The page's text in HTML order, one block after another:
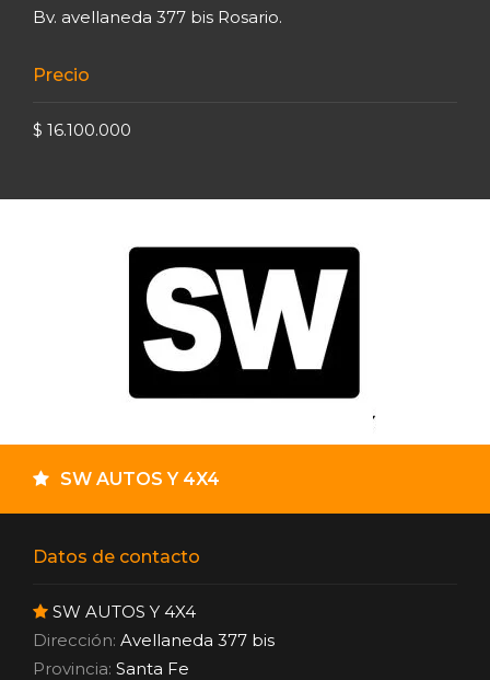
Bv. avellaneda 377 bis Rosario.
Precio
$ 16.100.000
SW AUTOS Y 4X4
Datos de contacto
SW AUTOS Y 4X4
Dirección: Avellaneda 377 bis
Provincia: Santa Fe